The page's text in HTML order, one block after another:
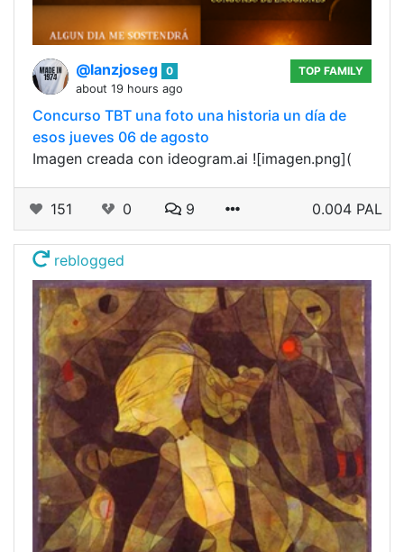
@lanzjoseg 0
about 19 hours ago
TOP FAMILY
Concurso TBT una foto una historia un día de
esos jueves 06 de agosto
Imagen creada con ideogram.ai ![imagen.png](
151 0 9 0.004 PAL
reblogged